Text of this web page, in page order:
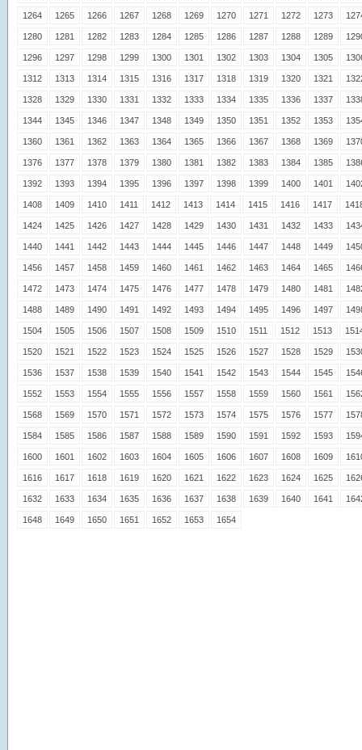
1264 1265 1266 1267 1268 1269 1270 1271 1272 1273
1280 1281 1282 1283 1284 1285 1286 1287 1288 1289
1296 1297 1298 1299 1300 1301 1302 1303 1304 1305
1312 1313 1314 1315 1316 1317 1318 1319 1320 1321
1328 1329 1330 1331 1332 1333 1334 1335 1336 1337
1344 1345 1346 1347 1348 1349 1350 1351 1352 1353
1360 1361 1362 1363 1364 1365 1366 1367 1368 1369
1376 1377 1378 1379 1380 1381 1382 1383 1384 1385
1392 1393 1394 1395 1396 1397 1398 1399 1400 1401
1408 1409 1410 1411 1412 1413 1414 1415 1416 1417
1424 1425 1426 1427 1428 1429 1430 1431 1432 1433
1440 1441 1442 1443 1444 1445 1446 1447 1448 1449
1456 1457 1458 1459 1460 1461 1462 1463 1464 1465
1472 1473 1474 1475 1476 1477 1478 1479 1480 1481
1488 1489 1490 1491 1492 1493 1494 1495 1496 1497
1504 1505 1506 1507 1508 1509 1510 1511 1512 1513
1520 1521 1522 1523 1524 1525 1526 1527 1528 1529
1536 1537 1538 1539 1540 1541 1542 1543 1544 1545
1552 1553 1554 1555 1556 1557 1558 1559 1560 1561
1568 1569 1570 1571 1572 1573 1574 1575 1576 1577
1584 1585 1586 1587 1588 1589 1590 1591 1592 1593
1600 1601 1602 1603 1604 1605 1606 1607 1608 1609
1616 1617 1618 1619 1620 1621 1622 1623 1624 1625
1632 1633 1634 1635 1636 1637 1638 1639 1640 1641
1648 1649 1650 1651 1652 1653 1654